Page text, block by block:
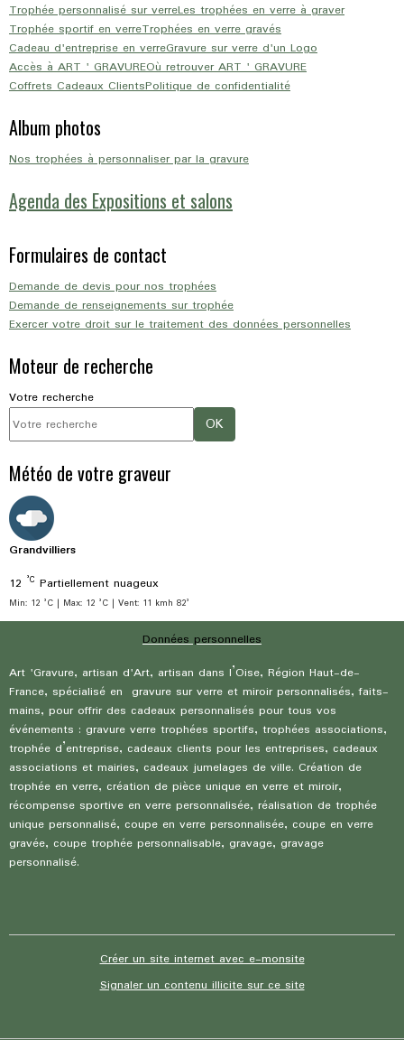
Trophée personnalisé sur verreLes trophées en verre à graver
Trophée sportif en verreTrophées en verre gravés
Cadeau d'entreprise en verreGravure sur verre d'un Logo
Accès à ART ' GRAVUREOù retrouver ART ' GRAVURE
Coffrets Cadeaux ClientsPolitique de confidentialité
Album photos
Nos trophées à personnaliser par la gravure
Agenda des Expositions et salons
Formulaires de contact
Demande de devis pour nos trophées
Demande de renseignements sur trophée
Exercer votre droit sur le traitement des données personnelles
Moteur de recherche
Votre recherche
OK
Météo de votre graveur
Grandvilliers
12 °C Partiellement nuageux
Min: 12 °C | Max: 12 °C | Vent: 11 kmh 82°
Données personnelles
Art 'Gravure, artisan d'Art, artisan dans l’Oise, Région Haut-de-
France, spécialisé en gravure sur verre et miroir personnalisés, faits-
mains, pour offrir des cadeaux personnalisés pour tous vos
événements : gravure verre trophées sportifs, trophées associations,
trophée d’entreprise, cadeaux clients pour les entreprises, cadeaux
associations et mairies, cadeaux jumelages de ville. Création de
trophée en verre, création de pièce unique en verre et miroir,
récompense sportive en verre personnalisée, réalisation de trophée
unique personnalisé, coupe en verre personnalisée, coupe en verre
gravée, coupe trophée personnalisable, gravage, gravage
personnalisé.
Créer un site internet avec e-monsite
Signaler un contenu illicite sur ce site